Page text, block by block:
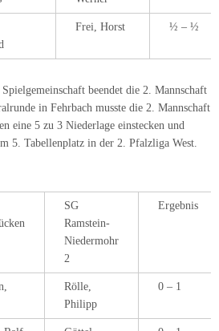
Frei, Horst ½ – ½
beendet die 2. Mannschaft
in Fehrbach musste die 2. Mannschaft
eine 5 zu 3 Niederlage einstecken und
5. Tabellenplatz in der 2. Pfalzliga West.
SG
Ramstein-
Niedermohr
2
Ergebnis
Rölle,
Philipp
0 – 1